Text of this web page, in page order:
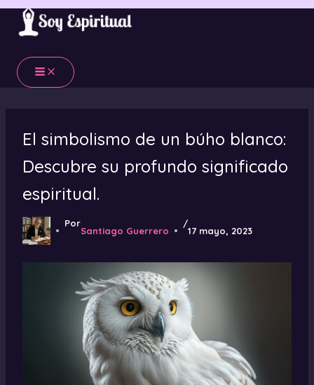
Ir
contenido
El simbolismo de un búho blanco:
Descubre su profundo significado
espiritual.
Por
Santiago Guerrero
/
17 mayo, 2023